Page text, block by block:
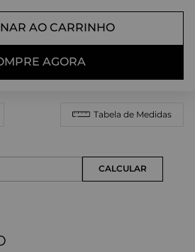
AO CARRINHO
AGORA
Tabela de Medidas